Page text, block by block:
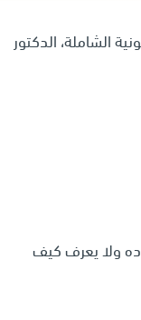
الشاملة، الدكتور
ولا يعرف كيف